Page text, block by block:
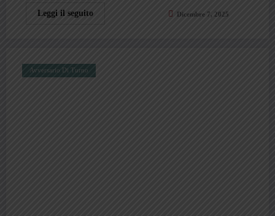
Leggi il seguito Dicembre 7, 2025
Avversario Di Turno